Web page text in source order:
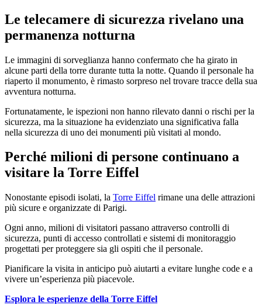
Le telecamere di sicurezza rivelano una
permanenza notturna
Le immagini di sorveglianza hanno confermato che ha girato in
alcune parti della torre durante tutta la notte. Quando il personale ha
riaperto il monumento, è rimasto sorpreso nel trovare tracce della sua
avventura notturna.
Fortunatamente, le ispezioni non hanno rilevato danni o rischi per la
sicurezza, ma la situazione ha evidenziato una significativa falla
nella sicurezza di uno dei monumenti più visitati al mondo.
Perché milioni di persone continuano a
visitare la Torre Eiffel
Nonostante episodi isolati, la Torre Eiffel rimane una delle attrazioni
più sicure e organizzate di Parigi.
Ogni anno, milioni di visitatori passano attraverso controlli di
sicurezza, punti di accesso controllati e sistemi di monitoraggio
progettati per proteggere sia gli ospiti che il personale.
Pianificare la visita in anticipo può aiutarti a evitare lunghe code e a
vivere un’esperienza più piacevole.
Esplora le esperienze della Torre Eiffel